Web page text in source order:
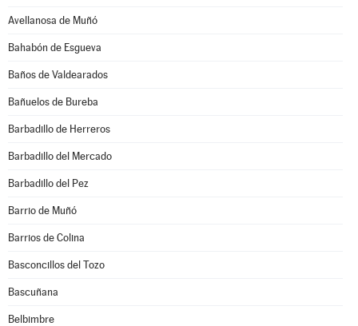
Avellanosa de Muñó
Bahabón de Esgueva
Baños de Valdearados
Bañuelos de Bureba
Barbadillo de Herreros
Barbadillo del Mercado
Barbadillo del Pez
Barrio de Muñó
Barrios de Colina
Basconcillos del Tozo
Bascuñana
Belbimbre